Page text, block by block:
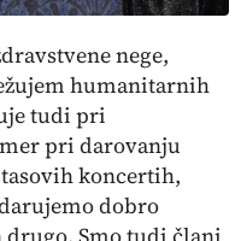
nege,
humanitarnih
tudi pri
pri darovanju
koncertih,
dobro